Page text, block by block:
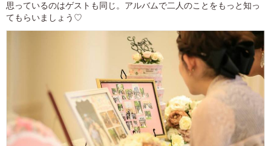
思っているのはゲストも同じ。アルバムで二人のことをもっと知っ
てもらいましょう♡